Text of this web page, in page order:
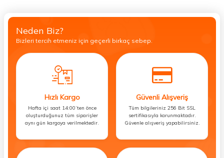
Neden Biz?
Bizleri tercih etmeniz için geçerli birkaç sebep.
Hızlı Kargo
Hafta içi saat 14:00’ten önce
oluşturduğunuz tüm siparişler
aynı gün kargoya verilmektedir.
Güvenli Alışveriş
Tüm bilgileriniz 256 Bit SSL
sertifikasıyla korunmaktadır.
Güvenle alışveriş yapabilirsiniz.